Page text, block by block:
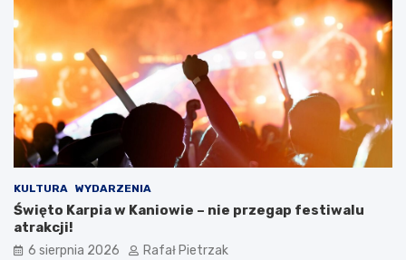
KULTURA WYDARZENIA
Święto Karpia w Kaniowie – nie przegap festiwalu
atrakcji!
6 sierpnia 2026 Rafał Pietrzak